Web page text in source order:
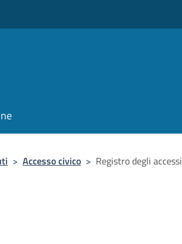
> Accesso civico > Registro degli accessi